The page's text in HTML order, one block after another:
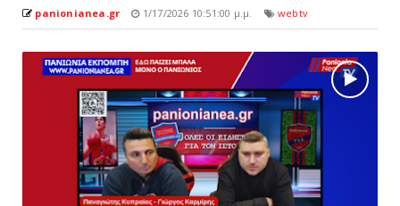
panionianea.gr 1/17/2026 10:51:00 μ.μ. webtv